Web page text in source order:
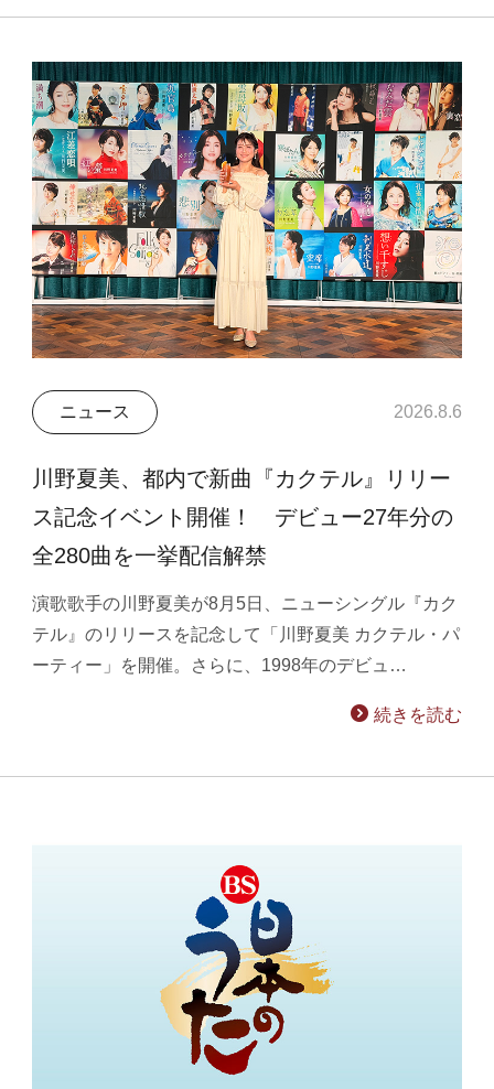
ニュース 2026.8.6
川野夏美、都内で新曲『カクテル』リリー
ス記念イベント開催！ デビュー27年分の
全280曲を一挙配信解禁
演歌歌手の川野夏美が8月5日、ニューシングル『カク
テル』のリリースを記念して「川野夏美 カクテル・パ
ーティー」を開催。さらに、1998年のデビュ…
続きを読む